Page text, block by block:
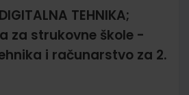
TEHNIKA;
za strukovne škole -
i računarstvo za 2.